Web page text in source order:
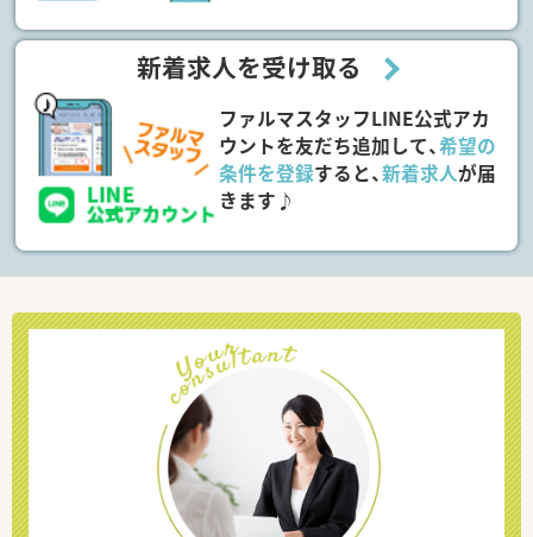
新着求人を受け取る
ファルマスタッフLINE公式アカ
ウントを友だち追加して、希望の
条件を登録すると、新着求人が届
きます♪